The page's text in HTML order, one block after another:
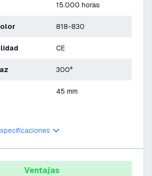
15.000 horas
818-830
CE
300°
45 mm
Ventajas